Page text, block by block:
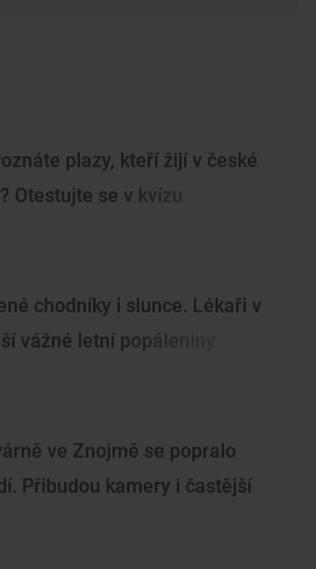
plazy, kteří žijí v české
Otestujte se v kvízu
chodníky i slunce. Lékaři v
vážné letní popáleniny
ve Znojmě se popralo
Přibudou kamery i častější